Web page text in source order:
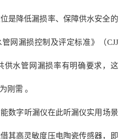
是降低漏损率、保障供水安全的
网漏损控制及评定标准》（CJJ
供水管网漏损率有明确要求，这
刚需 。
能数字听漏仪在此听漏仪实用场景
其高灵敏度压电陶瓷传感器，即